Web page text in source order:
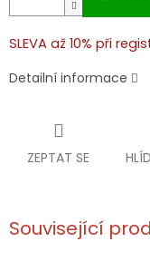
SLEVA až 10% při
Detailní informace
ZEPTAT SE
Související